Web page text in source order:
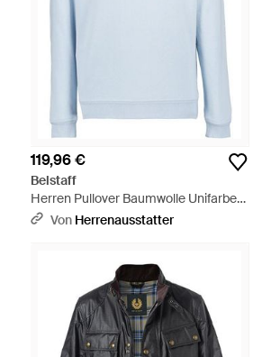
119,96 €
Belstaff
Herren Pullover Baumwolle Unifarben
- Blau
Von Herrenausstatter